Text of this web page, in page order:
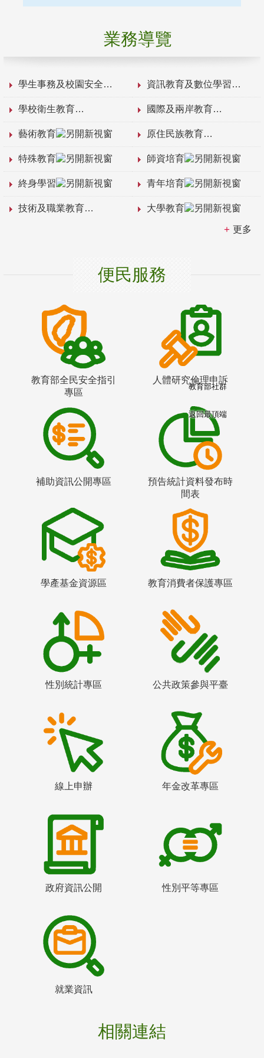
業務導覽
學生事務及校園安全 資訊教育及數位學習
學校衛生教育 國際及兩岸教育
藝術教育 原住民族教育
特殊教育 師資培育
終身學習 青年培育
技術及職業教育 大學教育
更多
便民服務
教育部全民安全指引
專區
人體研究倫理申訴
補助資訊公開專區
預告統計資料發布時
間表
學產基金資源區 教育消費者保護專區
性別統計專區 公共政策參與平臺
線上申辦 年金改革專區
政府資訊公開 性別平等專區
就業資訊
相關連結
教育部社群
返回最頂端